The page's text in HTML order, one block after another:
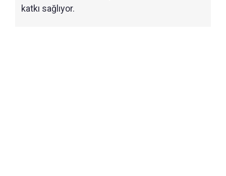
katkı sağlıyor.